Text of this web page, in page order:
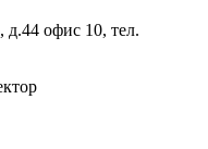
д.44 офис 10, тел.